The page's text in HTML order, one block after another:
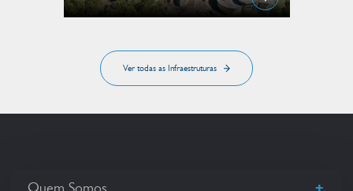
Ver todas as Infraestruturas